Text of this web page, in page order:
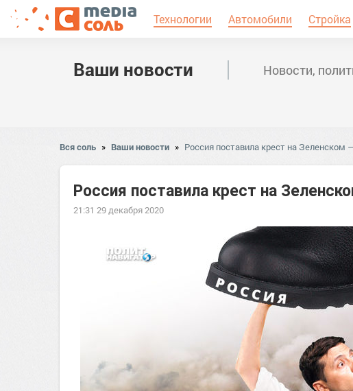
Технологии Автомобили Стройка
Ваши новости Новости,
Вся соль » Ваши новости » Россия поставила крест на Зеленском
Россия поставила крест на
21:31 29 декабря 2020